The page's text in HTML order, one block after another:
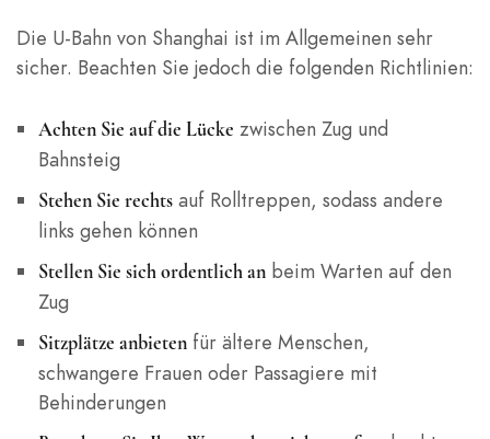
Die U-Bahn von Shanghai ist im Allgemeinen sehr
sicher. Beachten Sie jedoch die folgenden Richtlinien:
Achten Sie auf die Lücke zwischen Zug und
Bahnsteig
Stehen Sie rechtsauf Rolltreppen, sodass andere
links gehen können
Stellen Sie sich ordentlich anbeim Warten auf den
Zug
Sitzplätze anbietenfür ältere Menschen,
schwangere Frauen oder Passagiere mit
Behinderungen